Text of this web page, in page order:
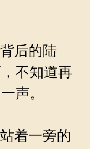
后的陆
不知道再
声。
着一旁的